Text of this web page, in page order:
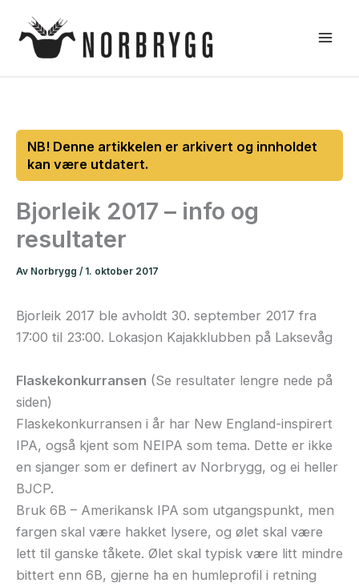
rett
Bjorleik 2017 – info og
resultater
Av Norbrygg / 1. oktober 2017
Bjorleik 2017 ble avholdt 30. september 2017 fra
17:00 til 23:00. Lokasjon Kajakklubben på Laksevåg
Flaskekonkurransen (Se resultater lengre nede på
siden)
Flaskekonkurransen i år har New England-inspirert
IPA, også kjent som NEIPA som tema. Dette er ikke
en sjanger som er definert av Norbrygg, og ei heller
BJCP.
Bruk 6B – Amerikansk IPA som utgangspunkt, men
fargen skal være hakket lysere, og ølet skal være
lett til ganske tåkete. Ølet skal typisk være litt mindre
bittert enn 6B, gjerne ha en humleprofil i retning